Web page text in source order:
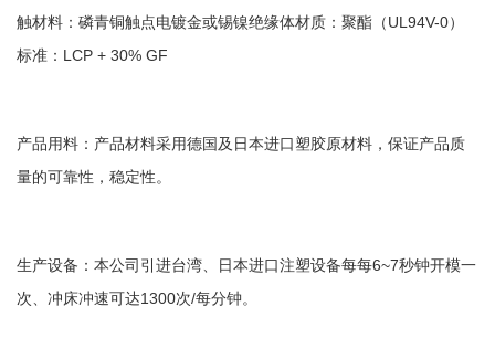
触材料：磷青铜触点电镀金或锡镍绝缘体材质：聚酯（UL94V-0）
标准：LCP + 30% GF
产品用料：产品材料采用德国及日本进口塑胶原材料，保证产品质
量的可靠性，稳定性。
生产设备：本公司引进台湾、日本进口注塑设备每每6~7秒钟开模一
次、冲床冲速可达1300次/每分钟。